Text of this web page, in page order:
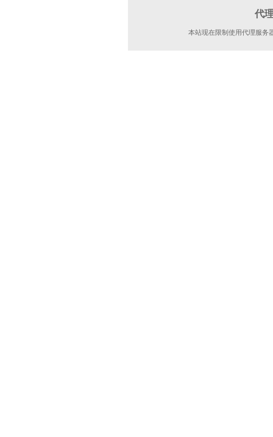
代
本站现在限制使用代理服务